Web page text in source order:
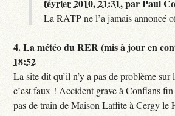
février 2010, 21:31,parPaul
La RATP ne l’a jamais annoncé
4.La météo du RER (mis à jour en
18:52
La site dit qu’il n’y a pas de problème
c’est faux ! Accident grave à Conflans fin
pas de train de Maison Laffite à Cergy le